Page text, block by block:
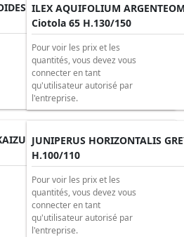
MULTITRONC Clt 80
ILEX AQUIFOLIUM
Ciotola 65 H.130/150
Pour voir les prix et les
quantités, vous devez vous
connecter en tant
qu'utilisateur autorisé par
l'entreprise.
BONSAI Ciotola 65
JUNIPERUS HORIZONTALIS
H.100/110
Pour voir les prix et les
quantités, vous devez vous
connecter en tant
qu'utilisateur autorisé par
l'entreprise.